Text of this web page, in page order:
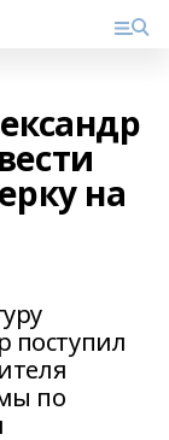
на
поступил
по